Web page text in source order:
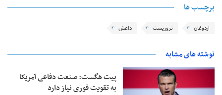
برچسب ها
اردوغان تروریست داعش
نوشته های مشابه
پیت هگست: صنعت دفاعی آمریکا
به تقویت فوری نیاز دارد